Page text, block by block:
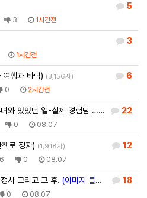
5
3 1시간전
3
1시간전
6
여행과 타락) (3,156자)
0 2시간전
22
와 있었던 일-실제 경험담 … (이미지 블라
0 08.07
12
로 정자) (1,918자)
6 0 08.07
18
사 그리고 그 후. (이미지 블라인드) (7,122자)
0 08.07